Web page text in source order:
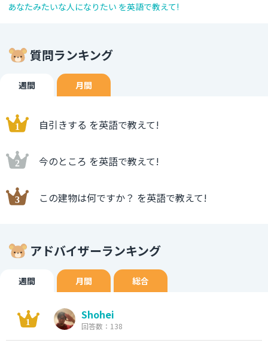
あなたみたいな人になりたい を英語で教えて!
質問ランキング
週間 月間
自引きする を英語で教えて!
今のところ を英語で教えて!
この建物は何ですか？ を英語で教えて!
アドバイザーランキング
週間 月間 総合
Shohei
回答数：138